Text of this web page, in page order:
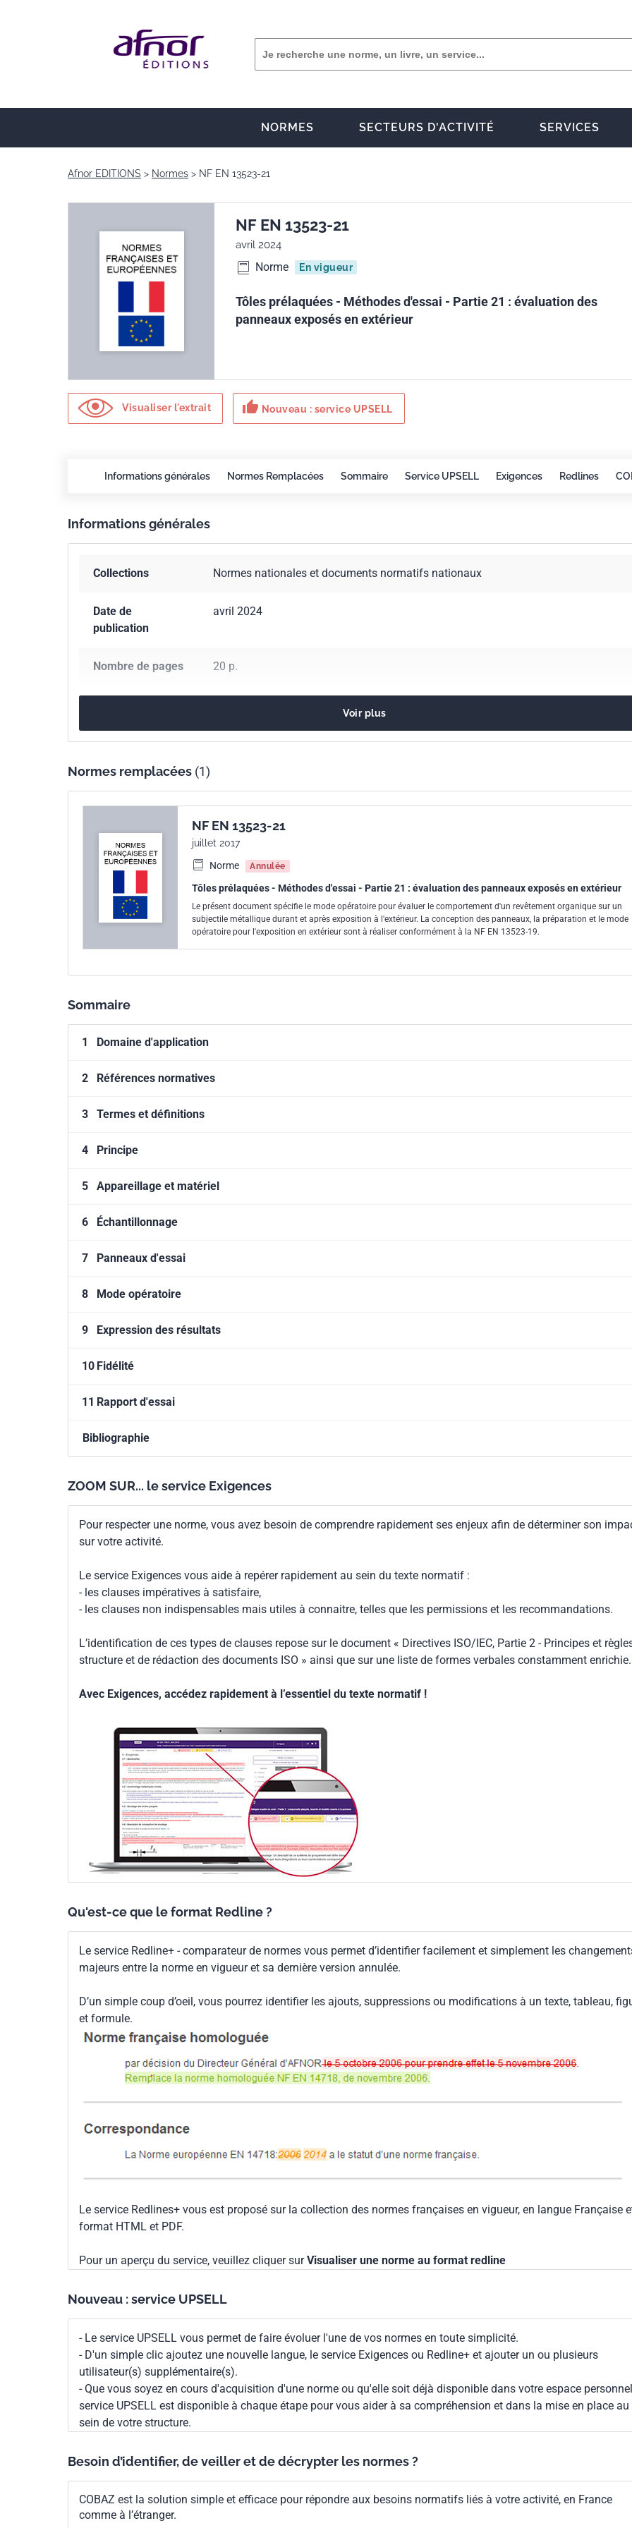
NORMES SECTEURS D'ACTIVITÉ SERVICES
Afnor EDITIONS Normes NF EN 13523-21
NF EN 13523-21
avril 2024
Norme En vigueur
Tôles prélaquées - Méthodes d'essai - Partie 21 : évaluation des
panneaux exposés en extérieur
Visualiser l'extrait thumb_up Nouveau : service UPSELL
Informations générales Normes Remplacées Sommaire Service UPSELL Exigences Redlines
Informations générales
Collections Normes nationales et documents normatifs nationaux
Date de
publication
avril 2024
Nombre de pages 20 p.
Codes ICS 25.220.60Revêtements organiques
Numéro de tirage
Parenté
européenne
EN 13523-21:2024
Voir plus
Normes remplacées (1)
NF EN 13523-21
juillet 2017
Norme
Annulée
Tôles prélaquées - Méthodes d'essai - Partie 21 : évaluation des panneaux exposés en extérieur
Le présent document spécifie le mode opératoire pour évaluer le comportement d'un revêtement organique sur un
subjectile métallique durant et après exposition à l'extérieur. La conception des panneaux, la préparation et le mode
opératoire pour l'exposition en extérieur sont à réaliser conformément à la NF EN 13523-19.
Sommaire
1 Domaine d'application
2 Références normatives
3 Termes et définitions
4 Principe
5 Appareillage et matériel
6 Échantillonnage
7 Panneaux d'essai
8 Mode opératoire
9 Expression des résultats
10 Fidélité
11 Rapport d'essai
Bibliographie
ZOOM SUR... le service Exigences
Pour respecter une norme, vous avez besoin de comprendre rapidement ses enjeux afin de déterminer son
sur votre activité.
Le service Exigences vous aide à repérer rapidement au sein du texte normatif :
- les clauses impératives à satisfaire,
- les clauses non indispensables mais utiles à connaitre, telles que les permissions et les recommandations.
L’identification de ces types de clauses repose sur le document « Directives ISO/IEC, Partie 2 - Principes et
structure et de rédaction des documents ISO » ainsi que sur une liste de formes verbales constamment enrichie.
Avec Exigences, accédez rapidement à l’essentiel du texte normatif !
Qu'est-ce que le format Redline ?
Le service Redline+ - comparateur de normes vous permet d’identifier facilement et simplement les
majeurs entre la norme en vigueur et sa dernière version annulée.
D’un simple coup d’oeil, vous pourrez identifier les ajouts, suppressions ou modifications à un texte, tableau,
et formule.
Le service Redlines+ vous est proposé sur la collection des normes françaises en vigueur, en langue Française
format HTML et PDF.
Pour un aperçu du service, veuillez cliquer surVisualiser une norme au format redline
Nouveau : service UPSELL
- Le service UPSELL vous permet de faire évoluer l'une de vos normes en toute simplicité.
- D'un simple clic ajoutez une nouvelle langue, le service Exigences ou Redline+ et ajouter un ou plusieurs
utilisateur(s) supplémentaire(s).
- Que vous soyez en cours d'acquisition d'une norme ou qu'elle soit déjà disponible dans votre espace
service UPSELL est disponible à chaque étape pour vous aider à sa compréhension et dans la mise en place au
sein de votre structure.
Besoin d’identifier, de veiller et de décrypter les normes ?
COBAZ est la solution simple et efficace pour répondre aux besoins normatifs liés à votre activité, en France
comme à l’étranger.